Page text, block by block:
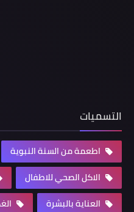
التسميات
اطعمة من السنة النبوية
الاكل الصحي للاطفال
العناية بالبشرة